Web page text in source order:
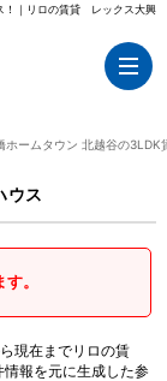
！｜リロの賃貸 レックス大興
ホームタウン 北越谷の3LDK
ウス
。
現在までリロの賃
報を元に生成した参